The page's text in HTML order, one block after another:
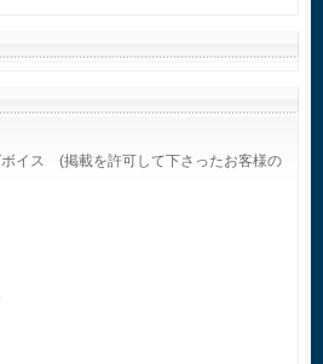
イス (掲載を許可して下さったお客様の